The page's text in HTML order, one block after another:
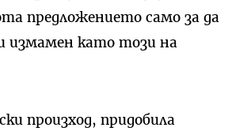
предложението само за да
измамен като този на
произход, придобила